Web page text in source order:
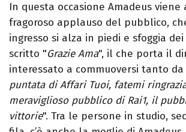
In questa occasione Amadeus viene
fragoroso applauso del pubblico,
ingresso si alza in piedi e sfoggia
scritto "Grazie Ama", il che porta il
interessato a commuoversi tanto da
puntata di Affari Tuoi, fatemi
meraviglioso pubblico di Rai1, il
vittorie". Tra le persone in studio,